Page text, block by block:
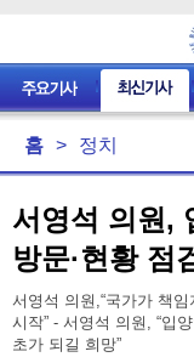
홈 > 정치
서영석 의원,
방문·현황 점
서영석 의원,“국가가 책
시작” - 서영석 의원, “입
초가 되길 희망”